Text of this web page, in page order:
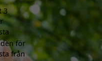
3
för
från